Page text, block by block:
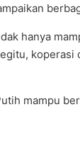
hanya
mampu